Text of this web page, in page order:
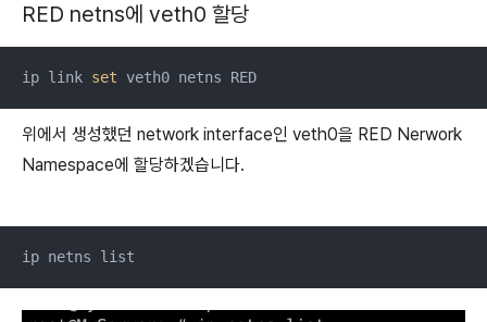
RED netns에 veth0 할당
ip link set veth0 netns RED
위에서 생성했던 network interface인 veth0을 RED Nerwork
Namespace에 할당하겠습니다.
ip netns list